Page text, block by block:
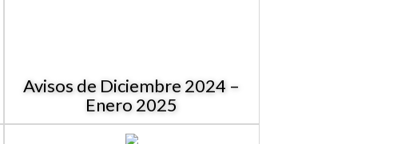
Avisos de Diciembre 2024 –
Enero 2025